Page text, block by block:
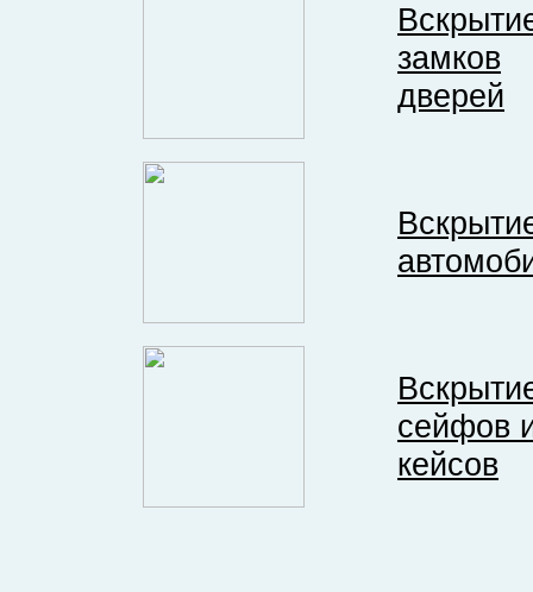
замков
дверей
сейфов
кейсов